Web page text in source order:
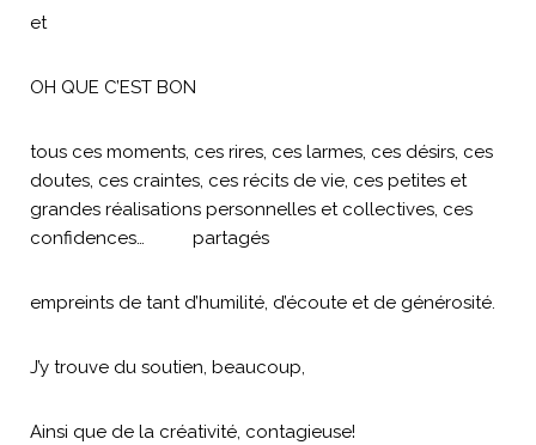
et
OH QUE C’EST BON
tous ces moments, ces rires, ces larmes, ces désirs, ces
doutes, ces craintes, ces récits de vie, ces petites et
grandes réalisations personnelles et collectives, ces
confidences… partagés
empreints de tant d’humilité, d’écoute et de générosité.
J’y trouve du soutien, beaucoup,
Ainsi que de la créativité, contagieuse!